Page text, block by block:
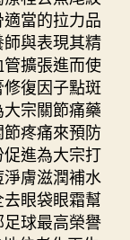
當的拉力品
與表現其精
擴張進而使
復因子點斑
宗關節痛藥
疼痛來預防
進為大宗打
膚滋潤補水
眼袋眼霜幫
球最高榮譽